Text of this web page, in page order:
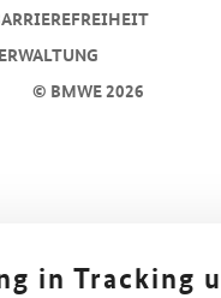
© BMWE 2026
in Tracking